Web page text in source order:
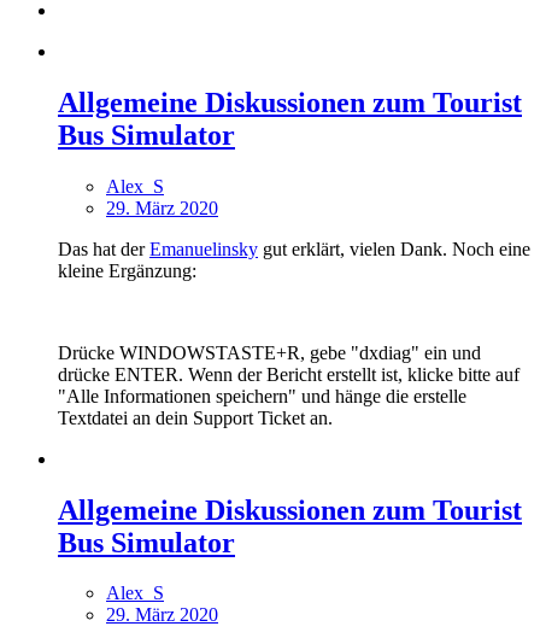
Allgemeine Diskussionen zum Tourist
Bus Simulator
Alex_S
29. März 2020
Das hat derEmanuelinsky gut erklärt, vielen Dank. Noch eine
kleine Ergänzung:
Drücke WINDOWSTASTE+R, gebe "dxdiag" ein und
drücke ENTER. Wenn der Bericht erstellt ist, klicke bitte auf
"Alle Informationen speichern" und hänge die erstelle
Textdatei an dein Support Ticket an.
Allgemeine Diskussionen zum Tourist
Bus Simulator
Alex_S
29. März 2020